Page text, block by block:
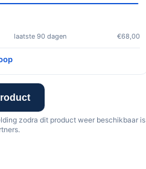
laatste 90 dagen €68,00
zodra dit product weer beschikbaar is